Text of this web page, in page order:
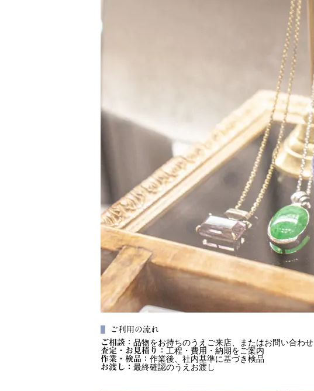
ご利用の流れ
ご相談： 品物をお持ちのうえご来店、またはお問い合わせ
査定・お見積り： 工程・費用・納期をご案内
作業・検品： 作業後、社内基準に基づき検品
お渡し： 最終確認のうえお渡し